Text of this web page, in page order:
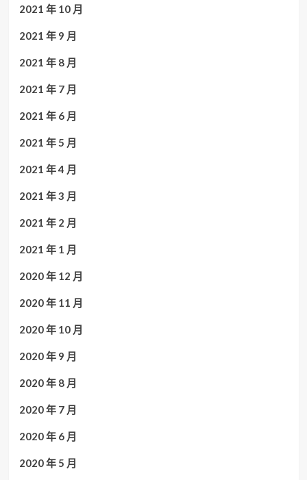
2021 年 10 月
2021 年 9 月
2021 年 8 月
2021 年 7 月
2021 年 6 月
2021 年 5 月
2021 年 4 月
2021 年 3 月
2021 年 2 月
2021 年 1 月
2020 年 12 月
2020 年 11 月
2020 年 10 月
2020 年 9 月
2020 年 8 月
2020 年 7 月
2020 年 6 月
2020 年 5 月